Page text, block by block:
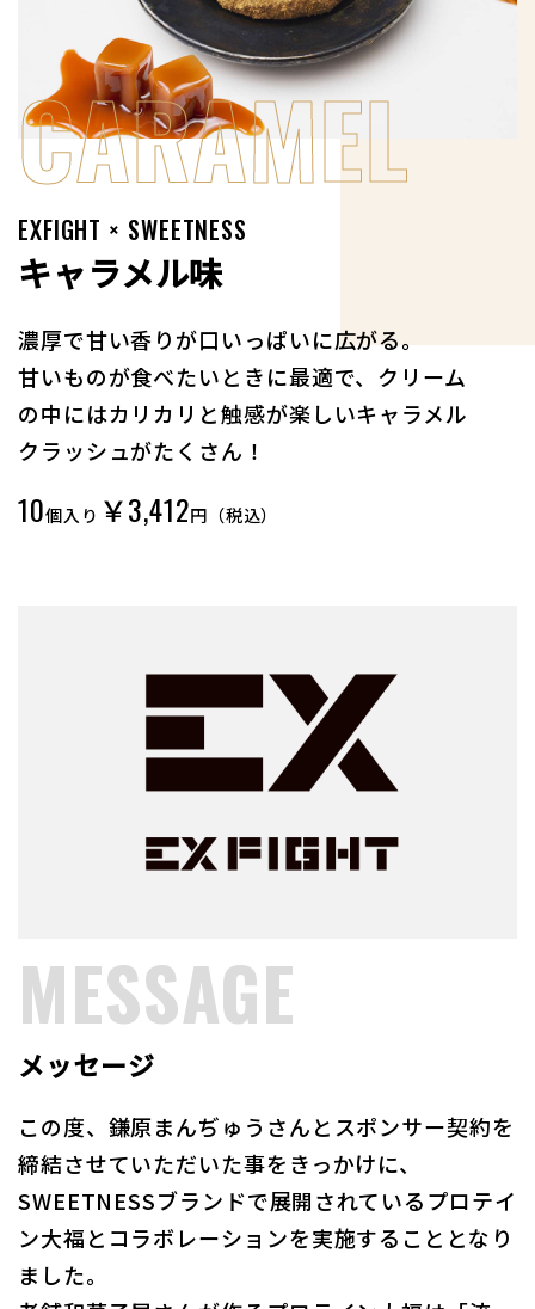
CARAMEL
EXFIGHT × SWEETNESS
キャラメル味
濃厚で甘い香りが口いっぱいに広がる。
甘いものが食べたいときに最適で、クリーム
の中にはカリカリと触感が楽しいキャラメル
クラッシュがたくさん！
10個入り ￥3,412円（税込）
MESSAGE
メッセージ
この度、鎌原まんぢゅうさんとスポンサー契約を
締結させていただいた事をきっかけに、
SWEETNESSブランドで展開されているプロテイ
ン⼤福とコラボレーションを実施することとなり
ました。